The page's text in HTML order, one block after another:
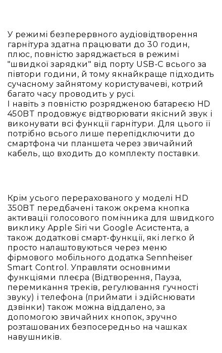
Для
Dj
та
студій
Для
перегляду
фільмів/
ТБ
Для
людей
з
вадами
навушників
Аксесуари
комплектуючі
Гарнітури
Для
трансляцій
і
ТБ
Для
геймерів/
блогерів
У режимі безперервного аудіовідтворення
гарнітура здатна працювати до 30 годин,
плюс, повністю заряджається в режимі
"швидкої зарядки" від порту USB-C всього за
півтори години, й тому якнайкраще підходить
сучасному зайнятому користувачеві, котрий
багато часу проводить у русі.
І навіть з повністю розрядженою батареєю HD
450BT продовжує відтворювати якісний звук і
виконувати всі функції гарнітури. Для цього її
потрібно всього лише перепідключити до
смартфона чи планшета через звичайний
кабель, що входить до комплекту поставки.
Крім усього перерахованого у моделі HD
350BT передбачені також окрема кнопка
активації голосового помічника для швидкого
виклику Apple Siri чи Google Асистента, а
також додаткові смарт-функції, які легко й
просто налаштовуються через меню
фірмового мобільного додатка Sennheiser
Smart Control. Управляти основними
функціями плеєра (Відтворення, Пауза,
перемикання треків, регулювання гучності
звуку) і телефона (приймати і здійснювати
дзвінки) також можна віддалено, за
допомогою звичайних кнопок, зручно
розташованих безпосередньо на чашках
навушників.